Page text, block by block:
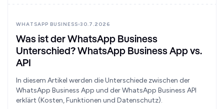
WHATSAPP BUSINESS 30.7.2026
Was ist der WhatsApp Business
Unterschied? WhatsApp Business App vs.
API
In diesem Artikel werden die Unterschiede zwischen der
WhatsApp Business App und der WhatsApp Business API
erklärt (Kosten, Funktionen und Datenschutz).